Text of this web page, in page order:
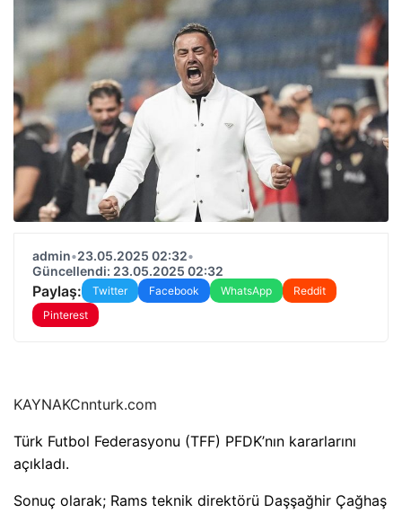
admin•23.05.2025 02:32•
Güncellendi: 23.05.2025 02:32
Paylaş: Twitter Facebook WhatsApp
Reddit
Pinterest
KAYNAKCnnturk.com
Türk Futbol Federasyonu (TFF) PFDK’nın kararlarını
açıkladı.
Sonuç olarak; Rams teknik direktörü Daşşağhir Çağhaş